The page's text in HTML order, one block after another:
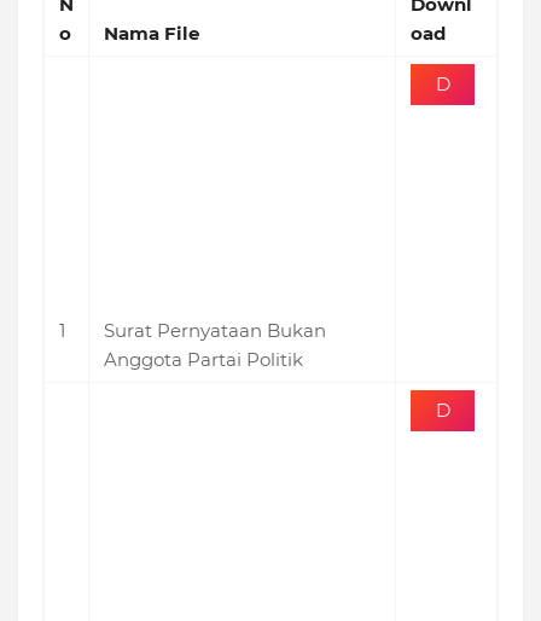
N
o
Nama File
Downl
oad
1
Surat Pernyataan Bukan
Anggota Partai Politik
D
D